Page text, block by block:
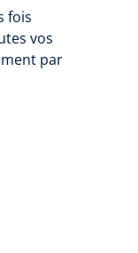
fois
vos
par